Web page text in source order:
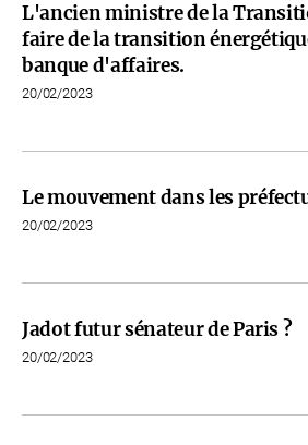
L'ancien ministre de la
faire de la transition
banque d'affaires.
20/02/2023
Le mouvement dans les
20/02/2023
Jadot futur sénateur de Paris ?
20/02/2023